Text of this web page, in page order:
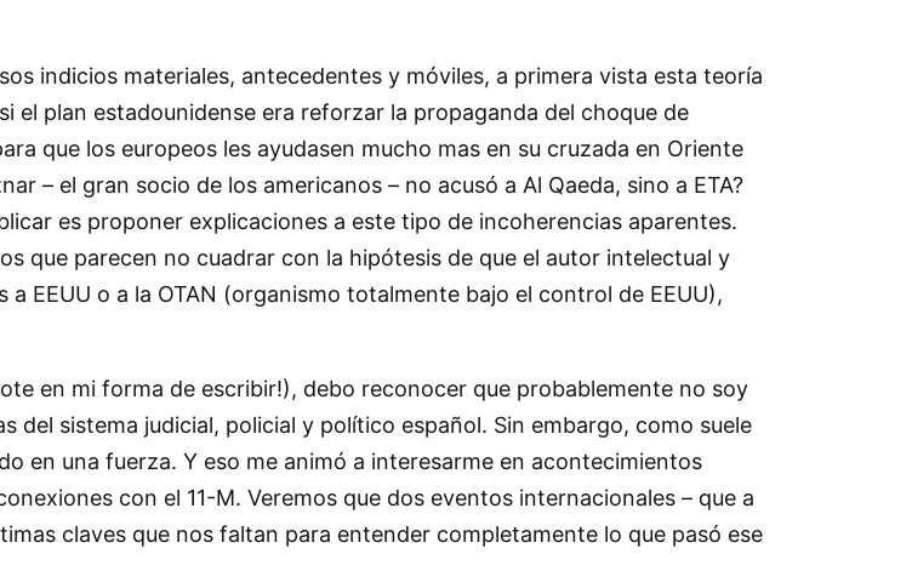
indicios materiales, antecedentes y móviles, a primera vista esta teoría
el plan estadounidense era reforzar la propaganda del choque de
que los europeos les ayudasen mucho mas en su cruzada en Oriente
– el gran socio de los americanos – no acusó a Al Qaeda, sino a ETA?
es proponer explicaciones a este tipo de incoherencias aparentes.
que parecen no cuadrar con la hipótesis de que el autor intelectual y
EEUU o a la OTAN (organismo totalmente bajo el control de EEUU),
en mi forma de escribir!), debo reconocer que probablemente no soy
del sistema judicial, policial y político español. Sin embargo, como suele
en una fuerza. Y eso me animó a interesarme en acontecimientos
con el 11-M. Veremos que dos eventos internacionales – que a
claves que nos faltan para entender completamente lo que pasó ese